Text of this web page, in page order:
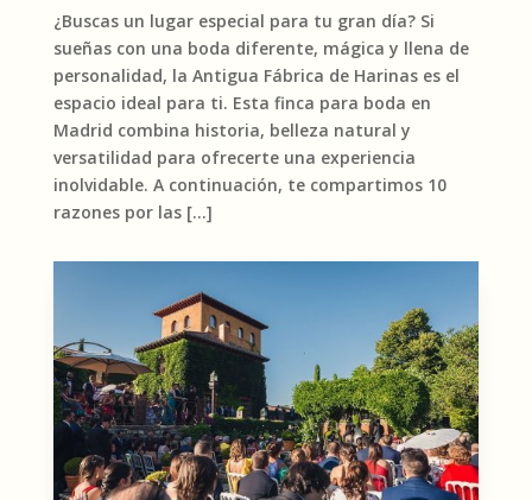
¿Buscas un lugar especial para tu gran día? Si
sueñas con una boda diferente, mágica y llena de
personalidad, la Antigua Fábrica de Harinas es el
espacio ideal para ti. Esta finca para boda en
Madrid combina historia, belleza natural y
versatilidad para ofrecerte una experiencia
inolvidable. A continuación, te compartimos 10
razones por las […]